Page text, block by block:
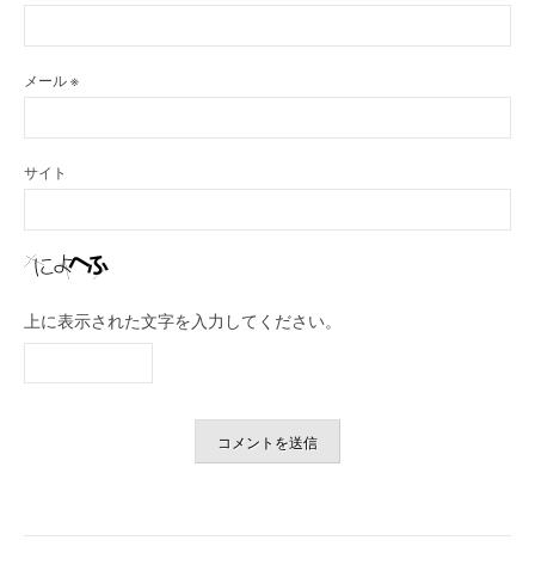
メール※
サイト
上に表示された文字を入力してください。